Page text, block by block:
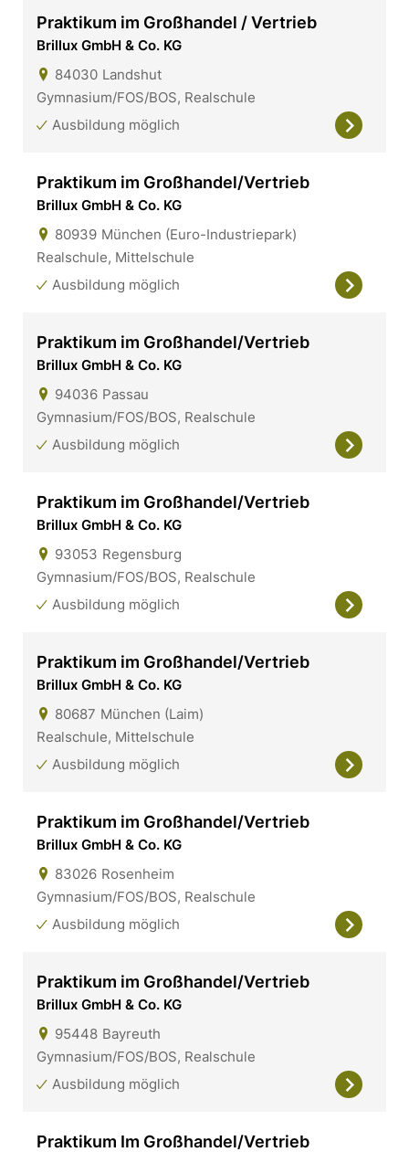
Praktikum im Großhandel / Vertrieb
Brillux GmbH & Co. KG
84030 Landshut
Gymnasium/FOS/BOS, Realschule
Ausbildung möglich
Praktikum im Großhandel/Vertrieb
Brillux GmbH & Co. KG
80939 München (Euro-Industriepark)
Realschule, Mittelschule
Ausbildung möglich
Praktikum im Großhandel/Vertrieb
Brillux GmbH & Co. KG
94036 Passau
Gymnasium/FOS/BOS, Realschule
Ausbildung möglich
Praktikum im Großhandel/Vertrieb
Brillux GmbH & Co. KG
93053 Regensburg
Gymnasium/FOS/BOS, Realschule
Ausbildung möglich
Praktikum im Großhandel/Vertrieb
Brillux GmbH & Co. KG
80687 München (Laim)
Realschule, Mittelschule
Ausbildung möglich
Praktikum im Großhandel/Vertrieb
Brillux GmbH & Co. KG
83026 Rosenheim
Gymnasium/FOS/BOS, Realschule
Ausbildung möglich
Praktikum im Großhandel/Vertrieb
Brillux GmbH & Co. KG
95448 Bayreuth
Gymnasium/FOS/BOS, Realschule
Ausbildung möglich
Praktikum Im Großhandel/Vertrieb